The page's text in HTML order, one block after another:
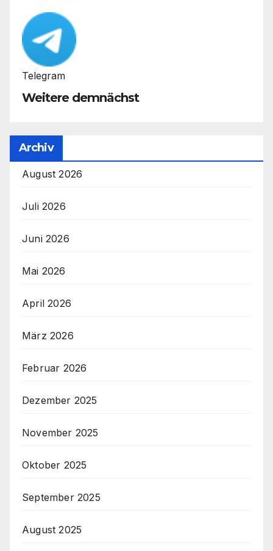
Telegram
Weitere demnächst
Archiv
August 2026
Juli 2026
Juni 2026
Mai 2026
April 2026
März 2026
Februar 2026
Dezember 2025
November 2025
Oktober 2025
September 2025
August 2025